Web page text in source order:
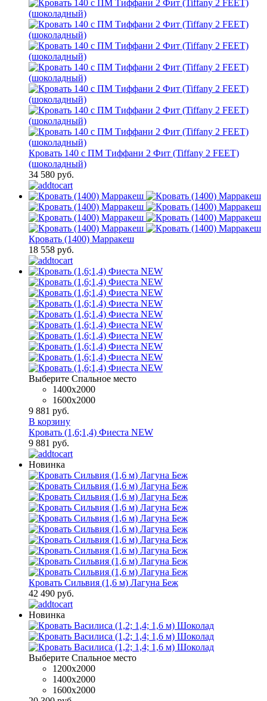
Кровать 140 с ПМ Тиффани 2 Фит (Tiffany 2 FEET)
(шоколадный)
34 580 руб.
Кровать (1400) Марракеш
18 558 руб.
Выберите Спальное место
1400x2000
1600х2000
9 881 руб.
В корзину
Кровать (1,6;1,4) Фиеста NEW
9 881 руб.
Новинка
Кровать Сильвия (1,6 м) Лагуна Беж
42 490 руб.
Новинка
Выберите Спальное место
1200x2000
1400x2000
1600х2000